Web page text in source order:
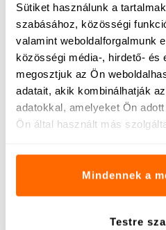
Sütiket használunk a
szabásához, közösségi
valamint weboldalforgalmunk
közösségi média-, hirdető- és
megosztjuk az Ön
adatait, akik kombinálhatják
adatokkal, amelyeket Ön
Ön által használt más
Mindennek a
Testre
A Stilla C+D+Zn:
trió az
támogatásában
A modern életmód, a
étrend mind gyengíthetik
egyre nagyobb az igény
szervezetünk
termék a C-vitamin, a D-